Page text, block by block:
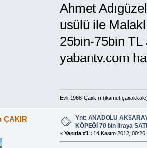
Ahmet
usülü ile
25bin-75bin TL
yabantv.com
Evli-1968-Çankırı (ikamet
ÇAKIR
Ynt: ANADOLU
KÖPEĞİ 70 bin liraya
« Yanıtla #1 : 14 Kasım 2012,